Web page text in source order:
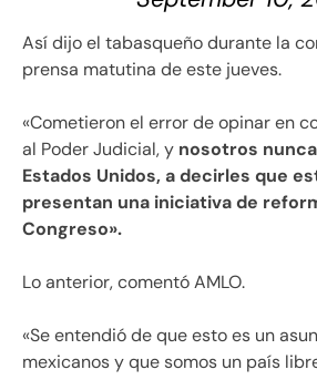
Así dijo el tabasqueño durante la
prensa matutina de este jueves.
«Cometieron el error de opinar en
al Poder Judicial, y nosotros
Estados Unidos, a decirles que
presentan una iniciativa de
Congreso».
Lo anterior, comentó AMLO.
«Se entendió de que esto es un
mexicanos y que somos un país